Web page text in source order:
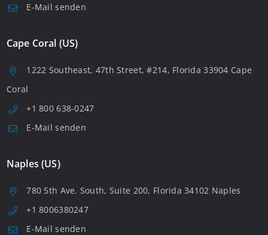
E-Mail senden
Cape Coral (US)
1222 Southeast, 47th Street, #214, Florida 33904 Cape
Coral
+1 800 638-0247
E-Mail senden
Naples (US)
780 5th Ave. South, Suite 200, Florida 34102 Naples
+1 8006380247
E-Mail senden